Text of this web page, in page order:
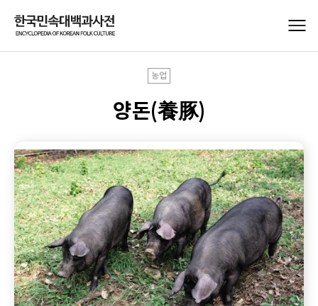
농업
양돈(養豚)